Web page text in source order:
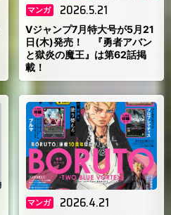
マンガ 2026.5.21
Vジャンプ7月特大号が5月21
日(木)発売！ 『勇者アバン
と獄炎の魔王』は第62話掲
載！
マンガ 2026.4.21